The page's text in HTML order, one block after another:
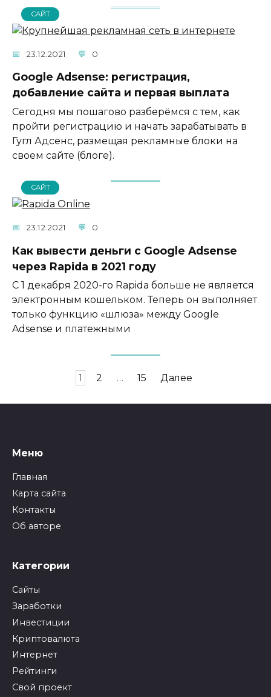
САЙТ
23.12.2021 0
Google Adsense: регистрация,
добавление сайта и первая выплата
Сегодня мы пошагово разберёмся с тем, как
пройти регистрацию и начать зарабатывать в
Гугл Адсенс, размещая рекламные блоки на
своем сайте (блоге).
САЙТ
23.12.2021 0
Как вывести деньги с Google Adsense
через Rapida в 2021 году
С 1 декабря 2020-го Rapida больше не является
электронным кошельком. Теперь он выполняет
только функцию «шлюза» между Google
Adsense и платежными
1 2 … 15 Далее
Меню
Главная
Карта сайта
Контакты
Об авторе
Категории
Сайты
Заработки
Инвестиции
Криптовалюта
Интернет
Рейтинги
Свой проект